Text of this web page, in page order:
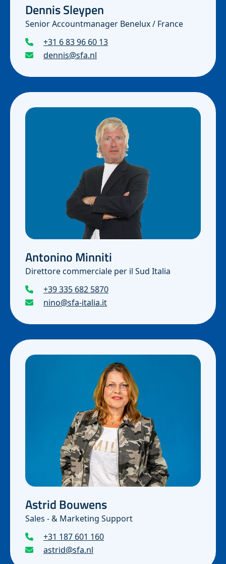
Dennis Sleypen
Senior Accountmanager Benelux / France
+31 6 83 96 60 13
dennis@sfa.nl
Antonino Minniti
Direttore commerciale per il Sud Italia
+39 335 682 5870
nino@sfa-italia.it
Astrid Bouwens
Sales - & Marketing Support
+31 187 601 160
astrid@sfa.nl